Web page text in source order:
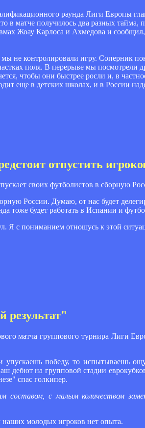
раунда Лиги Европы
в матче получилось два разных тайма,
Жоау Карлоса и Ахмедова и сообщил,
не контролировали игру. Соперник
поля. В перерыве мы посмотрели
чтобы они быстрее росли и, в
еще в детских школах, и в России
отпустить
своих футболистов в сборную
России. Думаю, от нас будет
тоже будет работать в Испании и
с пониманием отношусь к этой
матча группового турнира Лиги
победу, то испытываешь
дебют на групповой стадии
спас голкипер.
с малым количеством
наших молодых игроков нет опыта.